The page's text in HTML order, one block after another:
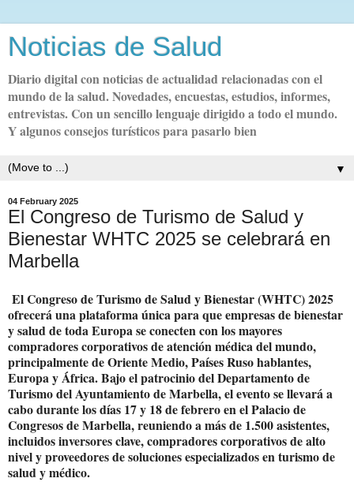
Noticias de Salud
Diario digital con noticias de actualidad relacionadas con el
mundo de la salud. Novedades, encuestas, estudios, informes,
entrevistas. Con un sencillo lenguaje dirigido a todo el mundo.
Y algunos consejos turísticos para pasarlo bien
▼
04 February 2025
El Congreso de Turismo de Salud y
Bienestar WHTC 2025 se celebrará en
Marbella
El Congreso de Turismo de Salud y Bienestar (WHTC) 2025
ofrecerá una plataforma única para que empresas de bienestar
y salud de toda Europa se conecten con los mayores
compradores corporativos de atención médica del mundo,
principalmente de Oriente Medio, Países Ruso hablantes,
Europa y África. Bajo el patrocinio del Departamento de
Turismo del Ayuntamiento de Marbella, el evento se llevará a
cabo durante los días 17 y 18 de febrero en el Palacio de
Congresos de Marbella, reuniendo a más de 1.500 asistentes,
incluidos inversores clave, compradores corporativos de alto
nivel y proveedores de soluciones especializados en turismo de
salud y médico.